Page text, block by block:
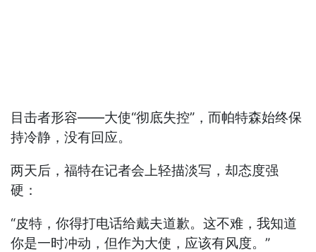
目击者形容——大使“彻底失控”，而帕特森始终保
持冷静，没有回应。
两天后，福特在记者会上轻描淡写，却态度强
硬：
“皮特，你得打电话给戴夫道歉。这不难，我知道
你是一时冲动，但作为大使，应该有风度。”